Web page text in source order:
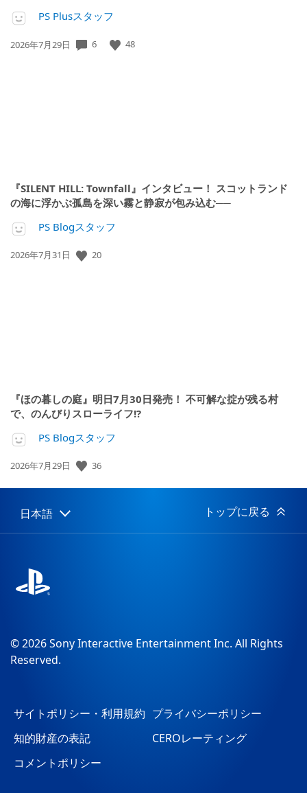
PS Plusスタッフ
公
2026年7月29日 6 48
『SILENT HILL: Townfall』インタビュー！ スコットランド
の海に浮かぶ孤島を深い霧と静寂が包み込む──
PS Blogスタッフ
公
2026年7月31日 20
『ほの暮しの庭』明日7月30日発売！ 不可解な掟が残る村
で、のんびりスローライフ!?
PS Blogスタッフ
公
日:
2026年7月29日 36
Select
Current
日本語 トップに戻る
© 2026 Sony Interactive Entertainment Inc. All Rights
Reserved.
サイトポリシー・利用規約 プライバシーポリシー
知的財産の表記
CEROレーティング
コメントポリシー